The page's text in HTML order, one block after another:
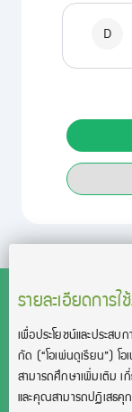
D
รายละเอียดการ
เพื่อประโยชน์และประสบ
กัด (“โอเพ่นดูเรียน”)โ
สามารถศึกษาเพิ่มเติม
และคุณสามารถปฏิเสธคุ
สงวนลิขสิทธิ์โดย
TOEIC® and